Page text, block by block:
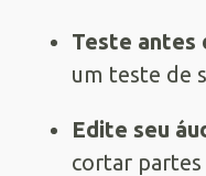
Teste antes
um teste de
Edite seu
cortar partes